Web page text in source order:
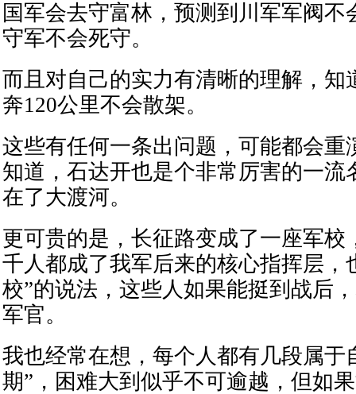
国军会去守富林，预测到川军军阀不
守军不会死守。
而且对自己的实力有清晰的理解，知
奔120公里不会散架。
这些有任何一条出问题，可能都会重
知道，石达开也是个非常厉害的一流
在了大渡河。
更可贵的是，长征路变成了一座军校
千人都成了我军后来的核心指挥层，
校”的说法，这些人如果能挺到战后
军官。
我也经常在想，每个人都有几段属于
期”，困难大到似乎不可逾越，但如